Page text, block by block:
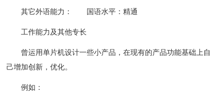
其它外语能力： 国语水平：精通
工作能力及其他专长
曾运用单片机设计一些小产品，在现有的产品功能基础上自
己增加创新，优化。
例如：